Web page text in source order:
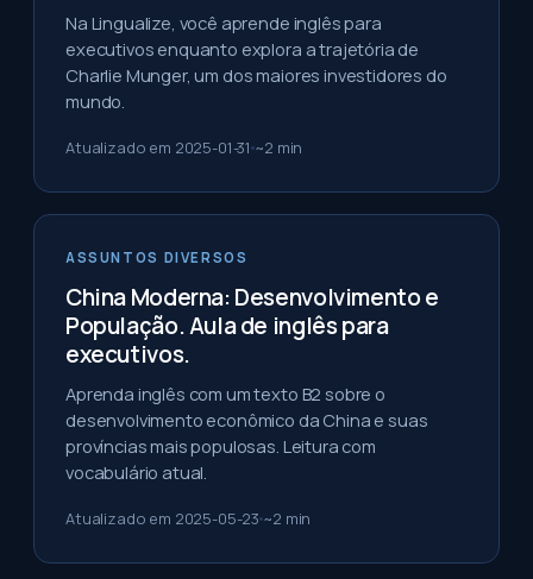
Na Lingualize, você aprende inglês para
executivos enquanto explora a trajetória de
Charlie Munger, um dos maiores investidores do
mundo.
Atualizado em 2025-01-31 ~2 min
ASSUNTOS DIVERSOS
China Moderna: Desenvolvimento e
População. Aula de inglês para
executivos.
Aprenda inglês com um texto B2 sobre o
desenvolvimento econômico da China e suas
províncias mais populosas. Leitura com
vocabulário atual.
Atualizado em 2025-05-23 ~2 min